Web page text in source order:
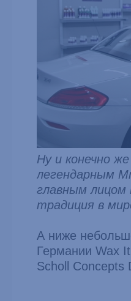
Ну и конечно
легендарным
главным лицом
традиция в
А ниже
Германии Wax
Scholl Concepts